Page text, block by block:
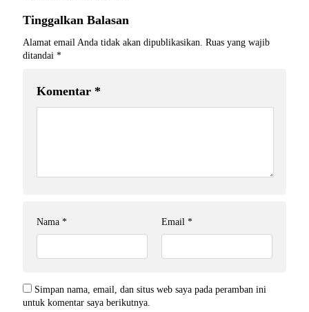
Tinggalkan Balasan
Alamat email Anda tidak akan dipublikasikan. Ruas yang wajib
ditandai *
Komentar *
Nama * Email *
Simpan nama, email, dan situs web saya pada peramban ini
untuk komentar saya berikutnya.